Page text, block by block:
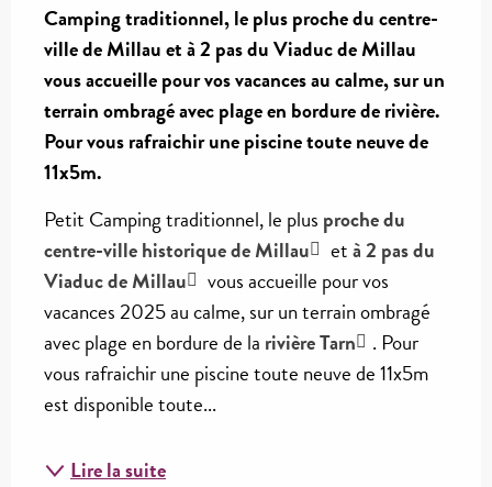
Camping traditionnel, le plus proche du centre-
ville de Millau et à 2 pas du Viaduc de Millau
vous accueille pour vos vacances au calme, sur un
terrain ombragé avec plage en bordure de rivière.
Pour vous rafraichir une piscine toute neuve de
11x5m.
Petit Camping traditionnel, le plus proche du
centre-ville historique de Millau
et à 2 pas du
Viaduc de Millau
vous accueille pour vos
vacances 2025 au calme, sur un terrain ombragé
avec plage en bordure de la rivière Tarn . Pour
vous rafraichir une piscine toute neuve de 11x5m
est disponible toute...
Lire la suite